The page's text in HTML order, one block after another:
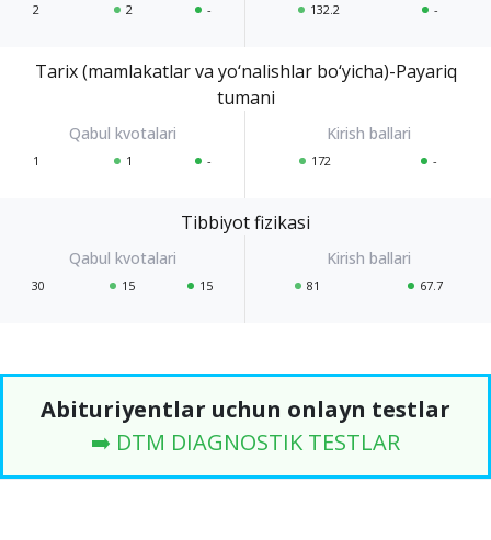
2 2 - 132.2 -
Tarix (mamlakatlar va yo‘nalishlar bo‘yicha)-Payariq
tumani
1 1 - 172 -
Tibbiyot fizikasi
30 15 15 81 67.7
Abituriyentlar uchun onlayn testlar
➡️ DTM DIAGNOSTIK TESTLAR